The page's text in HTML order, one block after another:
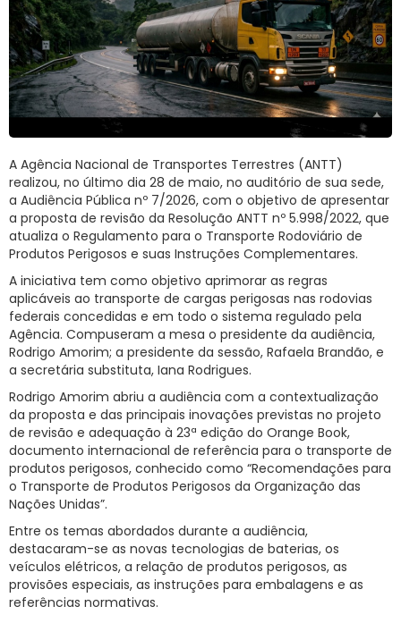
A Agência Nacional de Transportes Terrestres (ANTT)
realizou, no último dia 28 de maio, no auditório de sua sede,
a Audiência Pública nº 7/2026, com o objetivo de apresentar
a proposta de revisão da Resolução ANTT nº 5.998/2022, que
atualiza o Regulamento para o Transporte Rodoviário de
Produtos Perigosos e suas Instruções Complementares.
A iniciativa tem como objetivo aprimorar as regras
aplicáveis ao transporte de cargas perigosas nas rodovias
federais concedidas e em todo o sistema regulado pela
Agência. Compuseram a mesa o presidente da audiência,
Rodrigo Amorim; a presidente da sessão, Rafaela Brandão, e
a secretária substituta, Iana Rodrigues.
Rodrigo Amorim abriu a audiência com a contextualização
da proposta e das principais inovações previstas no projeto
de revisão e adequação à 23ª edição do Orange Book,
documento internacional de referência para o transporte de
produtos perigosos, conhecido como “Recomendações para
o Transporte de Produtos Perigosos da Organização das
Nações Unidas”.
Entre os temas abordados durante a audiência,
destacaram-se as novas tecnologias de baterias, os
veículos elétricos, a relação de produtos perigosos, as
provisões especiais, as instruções para embalagens e as
referências normativas.